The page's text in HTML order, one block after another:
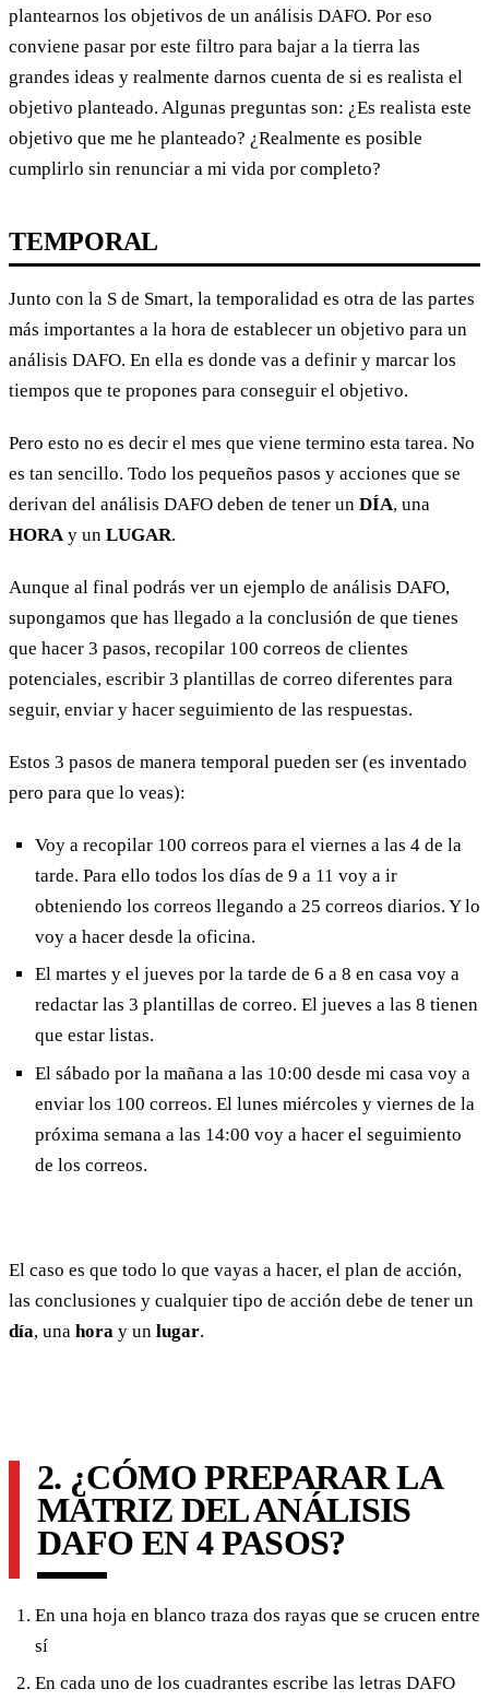
plantearnos los objetivos de un análisis DAFO. Por eso
conviene pasar por este filtro para bajar a la tierra las
grandes ideas y realmente darnos cuenta de si es realista el
objetivo planteado. Algunas preguntas son: ¿Es realista este
objetivo que me he planteado? ¿Realmente es posible
cumplirlo sin renunciar a mi vida por completo?
TEMPORAL
Junto con la S de Smart, la temporalidad es otra de las partes
más importantes a la hora de establecer un objetivo para un
análisis DAFO. En ella es donde vas a definir y marcar los
tiempos que te propones para conseguir el objetivo.
Pero esto no es decir el mes que viene termino esta tarea. No
es tan sencillo. Todo los pequeños pasos y acciones que se
derivan del análisis DAFO deben de tener un DÍA, una
HORA y un LUGAR.
Aunque al final podrás ver un ejemplo de análisis DAFO,
supongamos que has llegado a la conclusión de que tienes
que hacer 3 pasos, recopilar 100 correos de clientes
potenciales, escribir 3 plantillas de correo diferentes para
seguir, enviar y hacer seguimiento de las respuestas.
Estos 3 pasos de manera temporal pueden ser (es inventado
pero para que lo veas):
Voy a recopilar 100 correos para el viernes a las 4 de la
tarde. Para ello todos los días de 9 a 11 voy a ir
obteniendo los correos llegando a 25 correos diarios. Y lo
voy a hacer desde la oficina.
El martes y el jueves por la tarde de 6 a 8 en casa voy a
redactar las 3 plantillas de correo. El jueves a las 8 tienen
que estar listas.
El sábado por la mañana a las 10:00 desde mi casa voy a
enviar los 100 correos. El lunes miércoles y viernes de la
próxima semana a las 14:00 voy a hacer el seguimiento
de los correos.
El caso es que todo lo que vayas a hacer, el plan de acción,
las conclusiones y cualquier tipo de acción debe de tener un
día, una hora y un lugar.
2. ¿CÓMO PREPARAR LA
MATRIZ DEL ANÁLISIS
DAFO EN 4 PASOS?
En una hoja en blanco traza dos rayas que se crucen entre
sí
En cada uno de los cuadrantes escribe las letras DAFO